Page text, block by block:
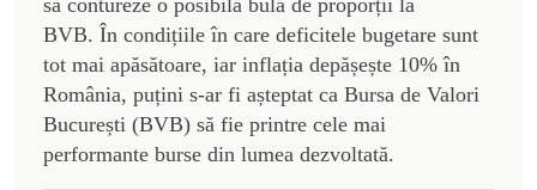
BVB. În condițiile în care deficitele bugetare sunt
tot mai apăsătoare, iar inflația depășește 10% în
România, puțini s-ar fi așteptat ca Bursa de Valori
București (BVB) să fie printre cele mai
performante burse din lumea dezvoltată.